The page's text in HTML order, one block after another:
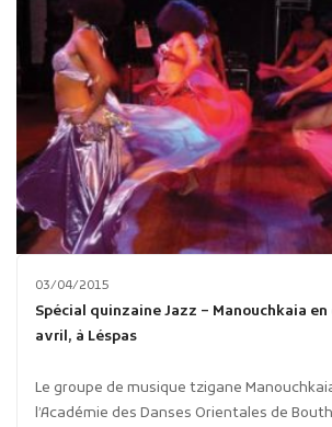
03/04/2015
Spécial quinzaine Jazz – Manouchkaia
avril, à Léspas
Le groupe de musique tzigane
l’Académie des Danses Orientales de